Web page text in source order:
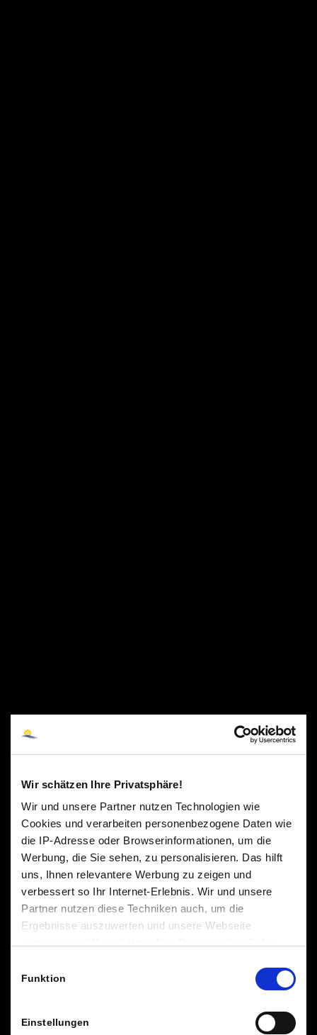
Wir schätzen Ihre Privatsphäre!
Wir und unsere Partner nutzen Technologien wie
Cookies und verarbeiten personenbezogene Daten wie
die IP-Adresse oder Browserinformationen, um die
Werbung, die Sie sehen, zu personalisieren. Das hilft
uns, Ihnen relevantere Werbung zu zeigen und
verbessert so Ihr Internet-Erlebnis. Wir und unsere
Partner nutzen diese Techniken auch, um die
Ergebnisse auszuwerten und unsere Webseite
Technologien.
Funktion
Einstellungen